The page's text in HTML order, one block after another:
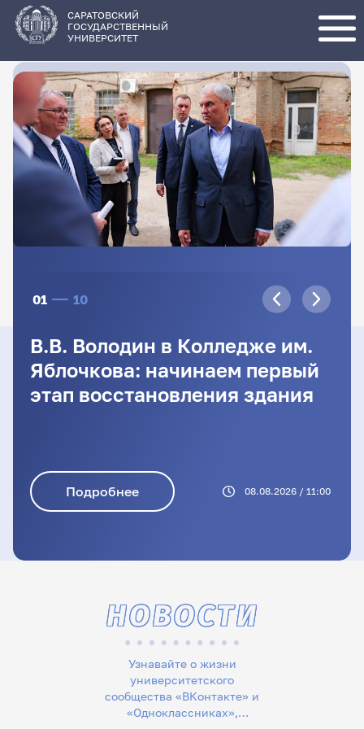
основному
содержанию
САРАТОВСКИЙ
ГОСУДАРСТВЕННЫЙ
УНИВЕРСИТЕТ
01 10
В.В. Володин в Колледже им.
Яблочкова: начинаем первый
этап восстановления здания
Подробнее 08.08.2026 / 11:00
Узнавайте о жизни
университетского
сообщества «ВКонтакте» и
«Одноклассниках»,
НОВОСТИ